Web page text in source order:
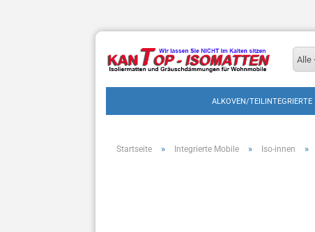
Alle
ALKOVEN/TEILINTEGRIERTE
Startseite » Integrierte Mobile » Iso-innen »